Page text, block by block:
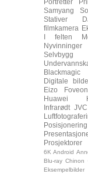
Samyang
Stativer
filmkamera
I felten
Nyvinninger
Selvbygg
Blackmagic
Digitale
Eizo
Foveon
Huawei
Infrarødt JVC
Posisjonering
Prosjektorer
6K Android
Blu-ray Chinon
Eksempelbilder